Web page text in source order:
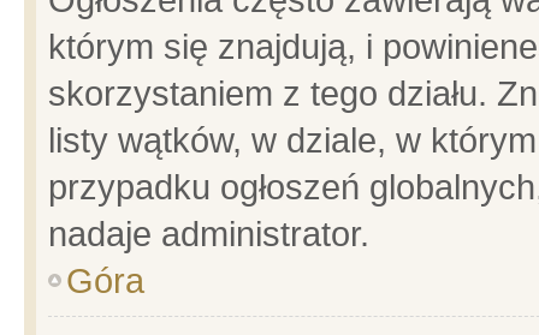
którym się znajdują, i
skorzystaniem z tego działu.
listy wątków, w dziale, w
przypadku ogłoszeń
nadaje administrator.
Góra